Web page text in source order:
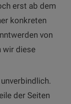
erst ab dem
konkreten
von
wir diese
der Seiten